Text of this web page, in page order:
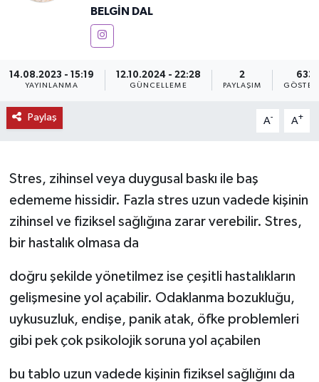
BELGIN DAL
14.08.2023 - 15:19
YAYINLANMA
12.10.2024 - 22:28
GÜNCELLEME
2
PAYLAŞIM
633
Paylaş A- A+
Stres, zihinsel veya duygusal baskı ile baş
edememe hissidir. Fazla stres uzun vadede kişinin
zihinsel ve fiziksel sağlığına zarar verebilir. Stres,
bir hastalık olmasa da
doğru şekilde yönetilmez ise çeşitli hastalıkların
gelişmesine yol açabilir. Odaklanma bozukluğu,
uykusuzluk, endişe, panik atak, öfke problemleri
gibi pek çok psikolojik soruna yol açabilen
bu tablo uzun vadede kişinin fiziksel sağlığını da
EKONOMİ
GÖKTÜRK
GÜNDEM
KEMERBURGAZ
ÖZEL HABER
SPOR
TEKNOLOJİ
TİCARET
Haber Arşivi